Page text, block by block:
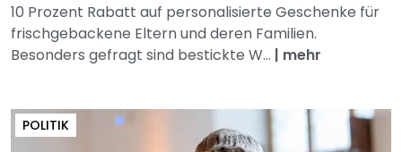
10 Prozent Rabatt auf personalisierte Geschenke für
frischgebackene Eltern und deren Familien.
Besonders gefragt sind bestickte W... | mehr
POLITIK